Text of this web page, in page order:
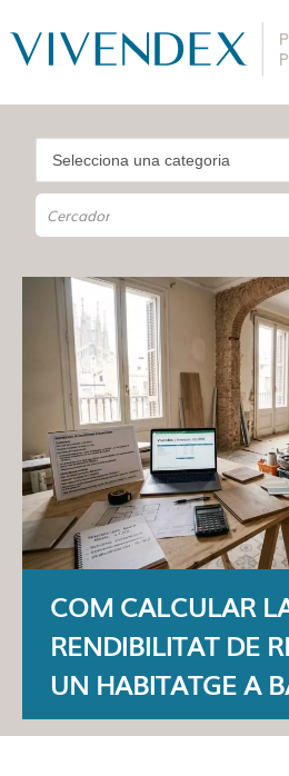
COM CALCULAR
RENDIBILITAT DE
UN HABITATGE A